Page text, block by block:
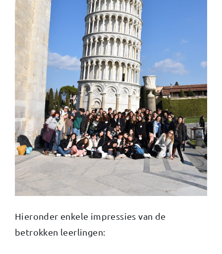
Hieronder enkele impressies van de
betrokken leerlingen: